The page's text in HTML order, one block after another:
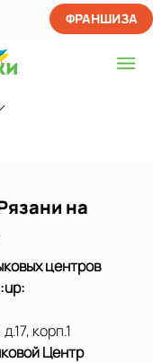
ФРАНШИЗА
на
центров
корп.1
Центр